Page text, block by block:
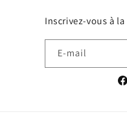
Inscrivez-vous à
E-mail